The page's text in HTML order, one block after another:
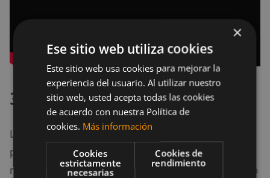
3. Músculos paraespinales
Luego de estar sentado durante todo el día, es
posible sentir la necesidad de levantarse y estirar los
músculos de la espalda. Esto se debe a un gran grupo
×
Ese sitio web utiliza cookies
Este sitio web usa cookies para mejorar la
experiencia del usuario. Al utilizar nuestro
sitio web, usted acepta todas las cookies
de acuerdo con nuestra Política de
cookies. Más información
Cookies
estrictamente
necesarias
Cookies de
rendimiento